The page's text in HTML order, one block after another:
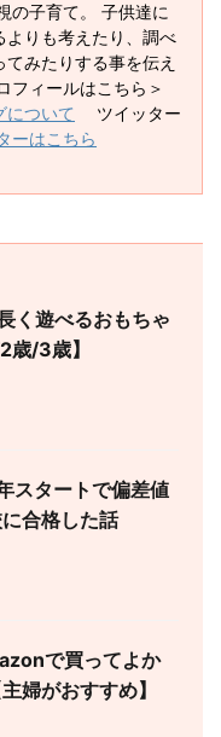
の子育て。 子供達に
よりも考えたり、調べ
みたりする事を伝え
フィールはこちら＞
について
ツイッター
ーはこちら
く遊べるおもちゃ
/3歳】
スタートで偏差値
合格した話
で買ってよか
婦がおすすめ】